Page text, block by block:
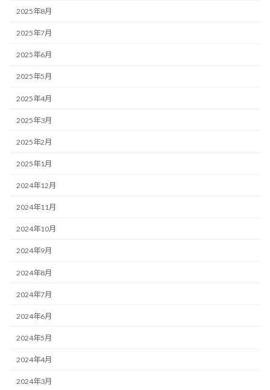
2025年8月
2025年7月
2025年6月
2025年5月
2025年4月
2025年3月
2025年2月
2025年1月
2024年12月
2024年11月
2024年10月
2024年9月
2024年8月
2024年7月
2024年6月
2024年5月
2024年4月
2024年3月